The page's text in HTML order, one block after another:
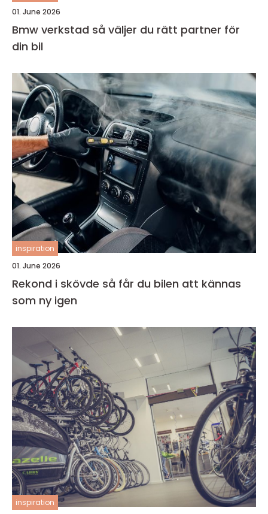
01. June 2026
Bmw verkstad så väljer du rätt partner för
din bil
inspiration
01. June 2026
Rekond i skövde så får du bilen att kännas
som ny igen
inspiration